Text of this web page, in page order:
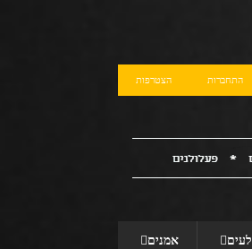
הצטרפות התחברות
אמנים